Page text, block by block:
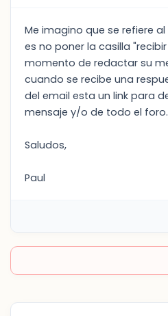
Me imagino que se refiere
es no poner la casilla
momento de redactar su
cuando se recibe una
del email esta un link para
mensaje y/o de todo el foro.
Saludos,
Paul